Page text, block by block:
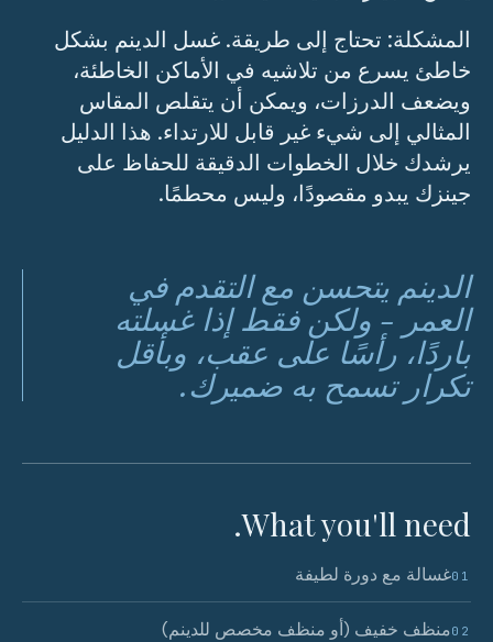
المشكلة: تحتاج إلى طريقة. غسل الدينم بشكل
خاطئ يسرع من تلاشيه في الأماكن الخاطئة،
ويضعف الدرزات، ويمكن أن يتقلص المقاس
المثالي إلى شيء غير قابل للارتداء. هذا الدليل
يرشدك خلال الخطوات الدقيقة للحفاظ على
جينزك يبدو مقصودًا، وليس محطمًا.
الدينم يتحسن مع التقدم في
العمر - ولكن فقط إذا غسلته
باردًا، رأسًا على عقب، وبأقل
تكرار تسمح به ضميرك.
What you'll need.
01غسالة مع دورة لطيفة
02منظف خفيف (أو منظف مخصص للدينم)